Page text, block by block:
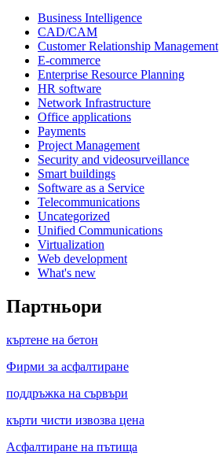
Business Intelligence
CAD/CAM
Customer Relationship Management
E-commerce
Enterprise Resource Planning
HR software
Network Infrastructure
Office applications
Payments
Project Management
Security and videosurveillance
Smart buildings
Software as a Service
Telecommunications
Uncategorized
Unified Communications
Virtualization
Web development
What's new
Партньори
къртене на бетон
Фирми за асфалтиране
поддръжка на сървъри
кърти чисти извозва цена
Асфалтиране на пътища